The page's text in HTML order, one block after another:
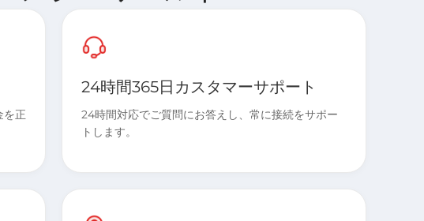
を正
24時間365日カスタマーサポート
24時間対応でご質問にお答えし、常に接続をサポー
トします。